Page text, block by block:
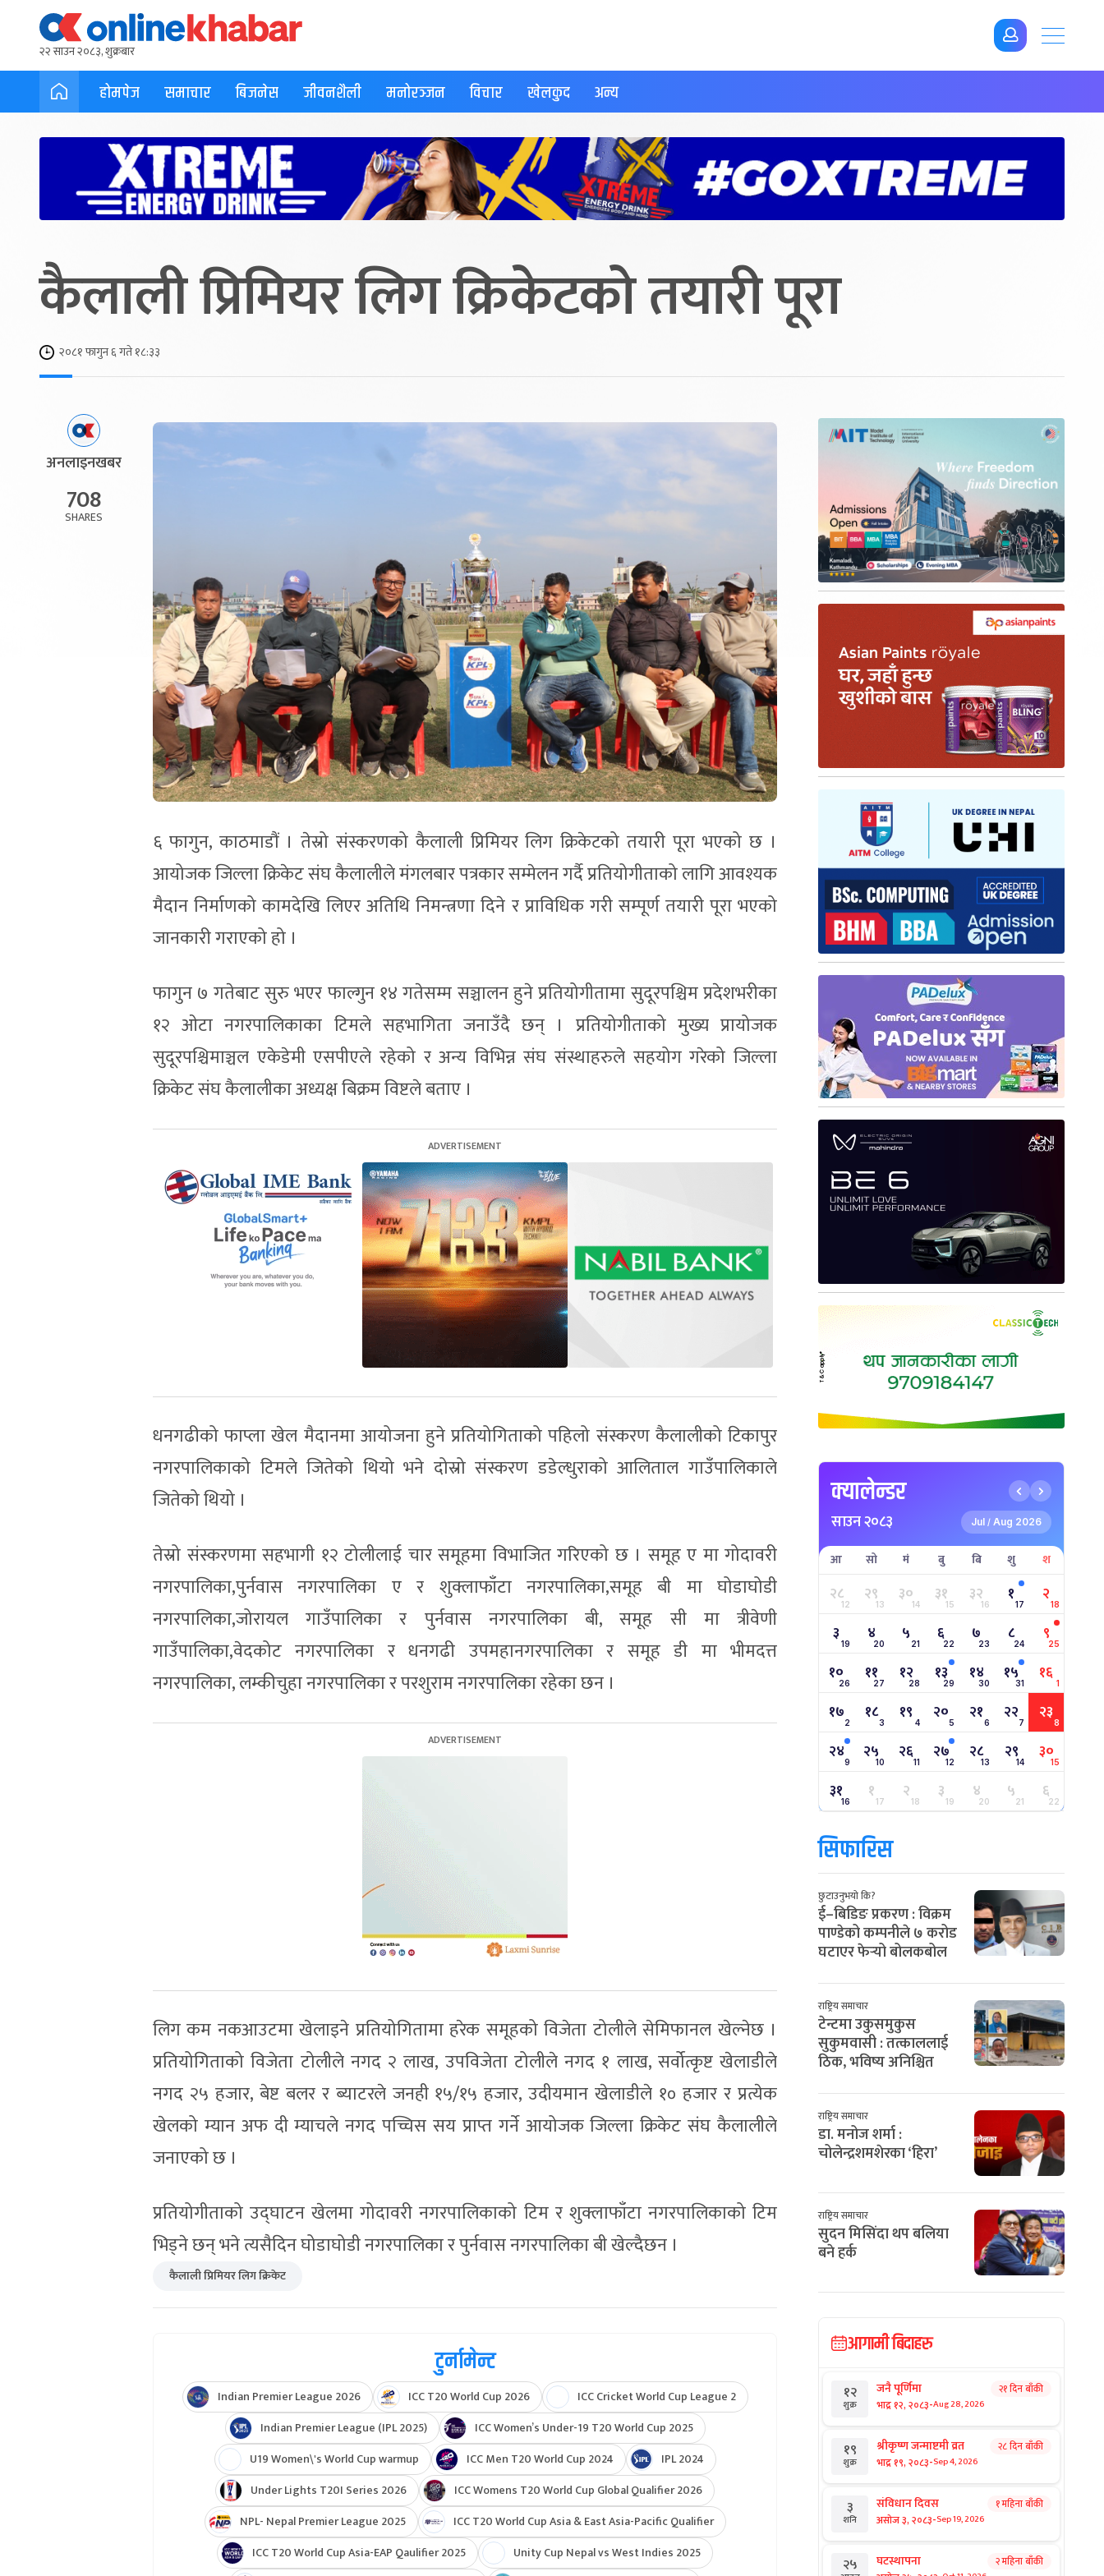
२२ साउन २०८३, शुक्रबार
होमपेज समाचार बिजनेस जीवनशैली मनोरञ्जन विचार खेलकुद अन्य
कैलाली प्रिमियर लिग क्रिकेटको तयारी पूरा
२०८१ फागुन ६ गते १८:३३
अनलाइनखबर
708
SHARES
६ फागुन, काठमाडौं । तेस्रो संस्करणको कैलाली प्रिमियर लिग क्रिकेटको तयारी पूरा भएको छ ।
आयोजक जिल्ला क्रिकेट संघ कैलालीले मंगलबार पत्रकार सम्मेलन गर्दै प्रतियोगीताको लागि आवश्यक
मैदान निर्माणको कामदेखि लिएर अतिथि निमन्त्रणा दिने र प्राविधिक गरी सम्पूर्ण तयारी पूरा भएको
जानकारी गराएको हो ।
फागुन ७ गतेबाट सुरु भएर फाल्गुन १४ गतेसम्म सञ्चालन हुने प्रतियोगीतामा सुदूरपश्चिम प्रदेशभरीका
१२ ओटा नगरपालिकाका टिमले सहभागिता जनाउँदै छन् । प्रतियोगीताको मुख्य प्रायोजक
सुदूरपश्चिमाञ्चल एकेडेमी एसपीएले रहेको र अन्य विभिन्न संघ संस्थाहरुले सहयोग गरेको जिल्ला
क्रिकेट संघ कैलालीका अध्यक्ष बिक्रम विष्टले बताए ।
धनगढीको फाप्ला खेल मैदानमा आयोजना हुने प्रतियोगिताको पहिलो संस्करण कैलालीको टिकापुर
नगरपालिकाको टिमले जितेको थियो भने दोस्रो संस्करण डडेल्धुराको आलिताल गाउँपालिकाले
जितेको थियो ।
तेस्रो संस्करणमा सहभागी १२ टोलीलाई चार समूहमा विभाजित गरिएको छ । समूह ए मा गोदावरी
नगरपालिका,पुर्नवास नगरपालिका ए र शुक्लाफाँटा नगरपालिका,समूह बी मा घोडाघोडी
नगरपालिका,जोरायल गाउँपालिका र पुर्नवास नगरपालिका बी, समूह सी मा त्रीवेणी
गाउँपालिका,वेदकोट नगरपालिका र धनगढी उपमहानगरपालिका र समूह डी मा भीमदत्त
नगरपालिका, लम्कीचुहा नगरपालिका र परशुराम नगरपालिका रहेका छन ।
लिग कम नकआउटमा खेलाइने प्रतियोगितामा हरेक समूहको विजेता टोलीले सेमिफानल खेल्नेछ ।
प्रतियोगिताको विजेता टोलीले नगद २ लाख, उपविजेता टोलीले नगद १ लाख, सर्वोत्कृष्ट खेलाडीले
नगद २५ हजार, बेष्ट बलर र ब्याटरले जनही १५/१५ हजार, उदीयमान खेलाडीले १० हजार र प्रत्येक
खेलको म्यान अफ दी म्याचले नगद पच्चिस सय प्राप्त गर्ने आयोजक जिल्ला क्रिकेट संघ कैलालीले
जनाएको छ ।
प्रतियोगीताको उद्घाटन खेलमा गोदावरी नगरपालिकाको टिम र शुक्लाफाँटा नगरपालिकाको टिम
भिड्ने छन् भने त्यसैदिन घोडाघोडी नगरपालिका र पुर्नवास नगरपालिका बी खेल्दैछन ।
कैलाली प्रिमियर लिग क्रिकेट
टुर्नामेन्ट
Indian Premier League 2026 ICC T20 World Cup 2026
ICC Cricket World Cup League 2
Indian Premier League (IPL 2025)
ICC Women’s Under-19 T20 World Cup 2025
U19 Women\'s World Cup warmup
ICC Men T20 World Cup 2024
IPL 2024
Under Lights T20I Series 2026
ICC Womens T20 World Cup Global Qualifier 2026
NPL- Nepal Premier League 2025
ICC T20 World Cup Asia & East Asia-Pacific Qualifier
ICC T20 World Cup Asia-EAP Qaulifier 2025
Unity Cup Nepal vs West Indies 2025
क्यालेन्डर
साउन २०८३ Jul / Aug 2026
आ सो मं बु बि शु श
२८12 २९13 ३०14 ३१15 ३२16 १17 २18
३ 19 ४20 ५ 21 ६22 ७23 ८24 ९25
१०26 ११27 १२28 १३29 १४30 १५31 १६ 1
१७2 १८3 १९ 4 २०5 २१6 २२7 २३8
२४9 २५10 २६11 २७12 २८13 २९14 ३०15
३१16 १17 २18 ३19 ४20 ५21 ६22
सिफारिस
छुटाउनुभयो कि?
ई–बिडिङ प्रकरण : विक्रम
पाण्डेको कम्पनीले ७ करोड
घटाएर फेर्‍यो बोलकबोल
राष्ट्रिय समाचार
टेन्टमा उकुसमुकुस
सुकुमवासी : तत्काललाई
ठिक, भविष्य अनिश्चित
राष्ट्रिय समाचार
डा. मनोज शर्मा :
चोलेन्द्रशमशेरका ‘हिरा’
राष्ट्रिय समाचार
सुदन मिसिंदा थप बलिया
बने हर्क
आगामी बिदाहरु
१२
शुक्र
जनै पूर्णिमा
भाद्र १२, २०८३-Aug 28, 2026
२१ दिन बाँकी
१९
शुक्र
श्रीकृष्ण जन्माष्टमी व्रत
भाद्र १९, २०८३-Sep 4, 2026
२८ दिन बाँकी
३
शनि
संविधान दिवस
असोज ३, २०८३-Sep 19, 2026
१ महिना बाँकी
२५ घटस्थापना २ महिना बाँकी